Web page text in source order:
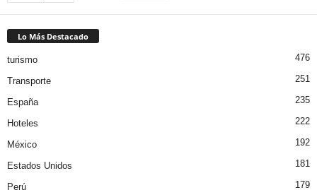
Lo Más Destacado
turismo 476
Transporte 251
España 235
Hoteles 222
México 192
Estados Unidos 181
Perú 179